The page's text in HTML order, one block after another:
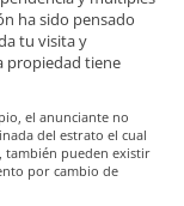
ha sido pensado
tu visita y
propiedad tiene
el anunciante no
del estrato el cual
también pueden existir
por cambio de